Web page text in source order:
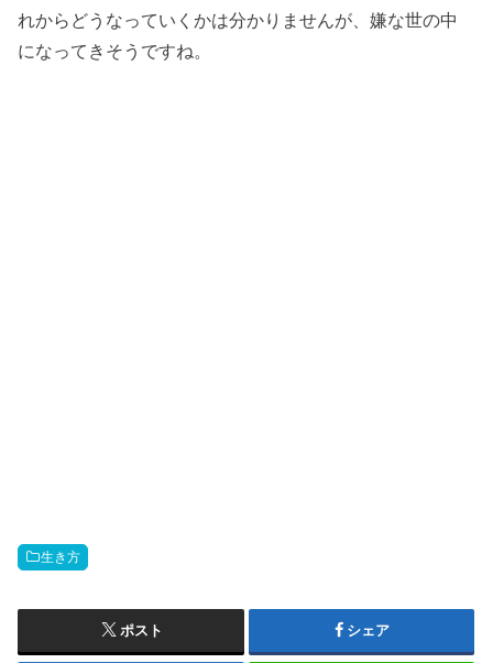
れからどうなっていくかは分かりませんが、嫌な世の中
になってきそうですね。
生き方
ポスト シェア